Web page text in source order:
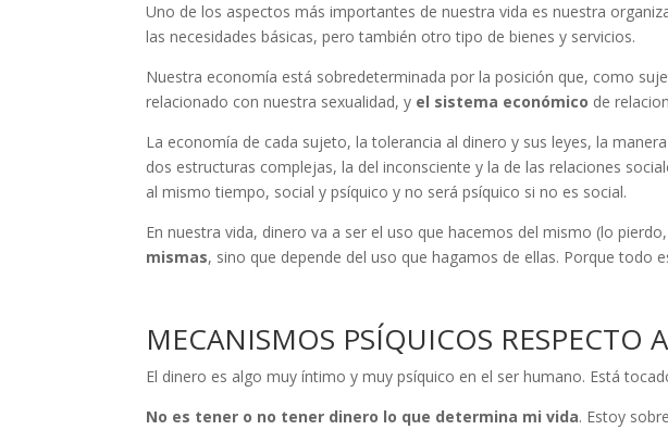
Uno de los aspectos más importantes de nuestra vida es nuestra
las necesidades básicas, pero también otro tipo de bienes y servicios.
Nuestra economía está sobredeterminada por la posición que, como
relacionado con nuestra sexualidad, y el sistema económico de
La economía de cada sujeto, la tolerancia al dinero y sus leyes, la
dos estructuras complejas, la del inconsciente y la de las relaciones
al mismo tiempo, social y psíquico y no será psíquico si no es social.
En nuestra vida, dinero va a ser el uso que hacemos del mismo (lo
mismas, sino que depende del uso que hagamos de ellas. Porque todo
MECANISMOS PSÍQUICOS RESPECTO
El dinero es algo muy íntimo y muy psíquico en el ser humano. Está
No es tener o no tener dinero lo que determina mi vida. Estoy